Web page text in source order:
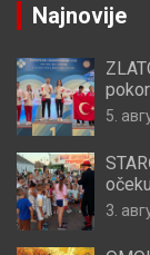
Najnovije
5.
3.